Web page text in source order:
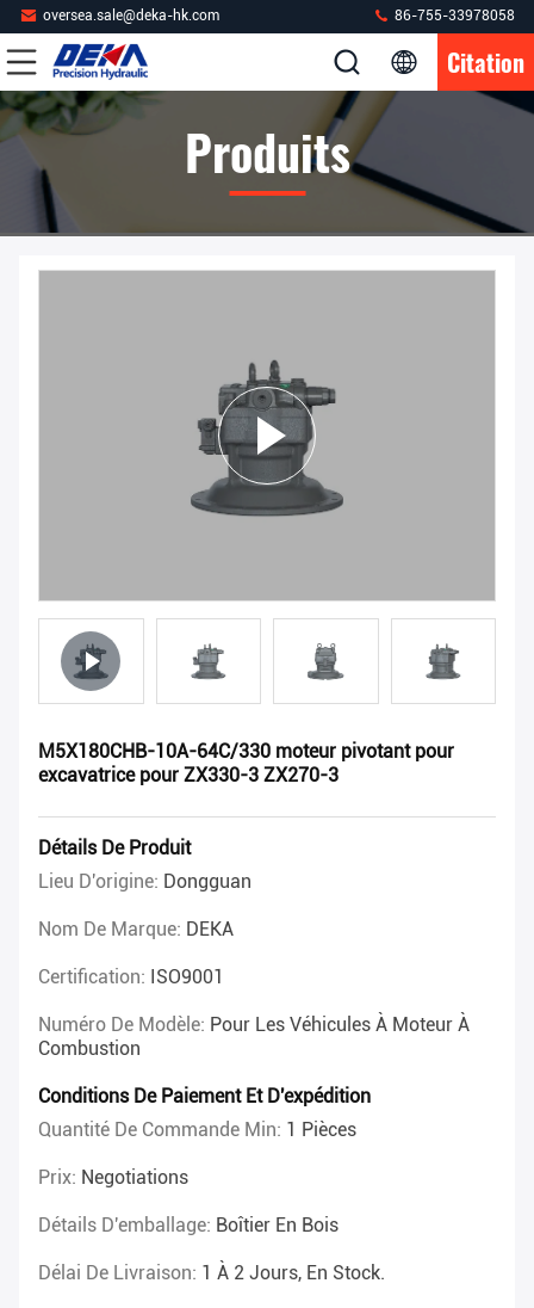
oversea.sale@deka-hk.com 86-755-33978058
Citation
Produits
M5X180CHB-10A-64C/330 moteur pivotant pour
excavatrice pour ZX330-3 ZX270-3
Détails De Produit
Lieu D'origine: Dongguan
Nom De Marque: DEKA
Certification: ISO9001
Numéro De Modèle: Pour Les Véhicules À Moteur À
Combustion
Conditions De Paiement Et D'expédition
Quantité De Commande Min: 1 Pièces
Prix: Negotiations
Détails D'emballage: Boîtier En Bois
Délai De Livraison: 1 À 2 Jours, En Stock.